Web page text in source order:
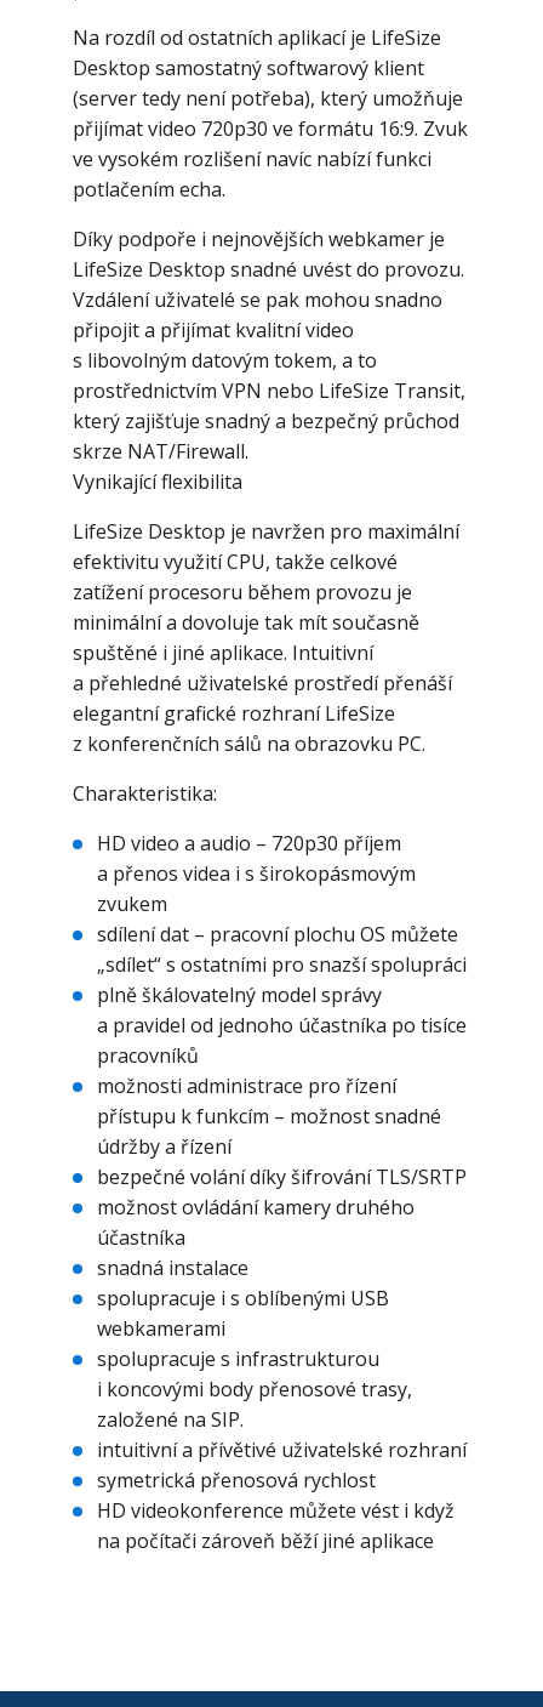
Na rozdíl od ostatních aplikací je LifeSize
Desktop samostatný softwarový klient
(server tedy není potřeba), který umožňuje
přijímat video 720p30 ve formátu 16:9. Zvuk
ve vysokém rozlišení navíc nabízí funkci
potlačením echa.
Díky podpoře i nejnovějších webkamer je
LifeSize Desktop snadné uvést do provozu.
Vzdálení uživatelé se pak mohou snadno
připojit a přijímat kvalitní video
s libovolným datovým tokem, a to
prostřednictvím VPN nebo LifeSize Transit,
který zajišťuje snadný a bezpečný průchod
skrze NAT/Firewall.
Vynikající flexibilita
LifeSize Desktop je navržen pro maximální
efektivitu využití CPU, takže celkové
zatížení procesoru během provozu je
minimální a dovoluje tak mít současně
spuštěné i jiné aplikace. Intuitivní
a přehledné uživatelské prostředí přenáší
elegantní grafické rozhraní LifeSize
z konferenčních sálů na obrazovku PC.
Charakteristika:
HD video a audio – 720p30 příjem
a přenos videa i s širokopásmovým
zvukem
sdílení dat – pracovní plochu OS můžete
„sdílet“ s ostatními pro snazší spolupráci
plně škálovatelný model správy
a pravidel od jednoho účastníka po tisíce
pracovníků
možnosti administrace pro řízení
přístupu k funkcím – možnost snadné
údržby a řízení
bezpečné volání díky šifrování TLS/SRTP
možnost ovládání kamery druhého
účastníka
snadná instalace
spolupracuje i s oblíbenými USB
webkamerami
spolupracuje s infrastrukturou
i koncovými body přenosové trasy,
založené na SIP.
intuitivní a přívětivé uživatelské rozhraní
symetrická přenosová rychlost
HD videokonference můžete vést i když
na počítači zároveň běží jiné aplikace